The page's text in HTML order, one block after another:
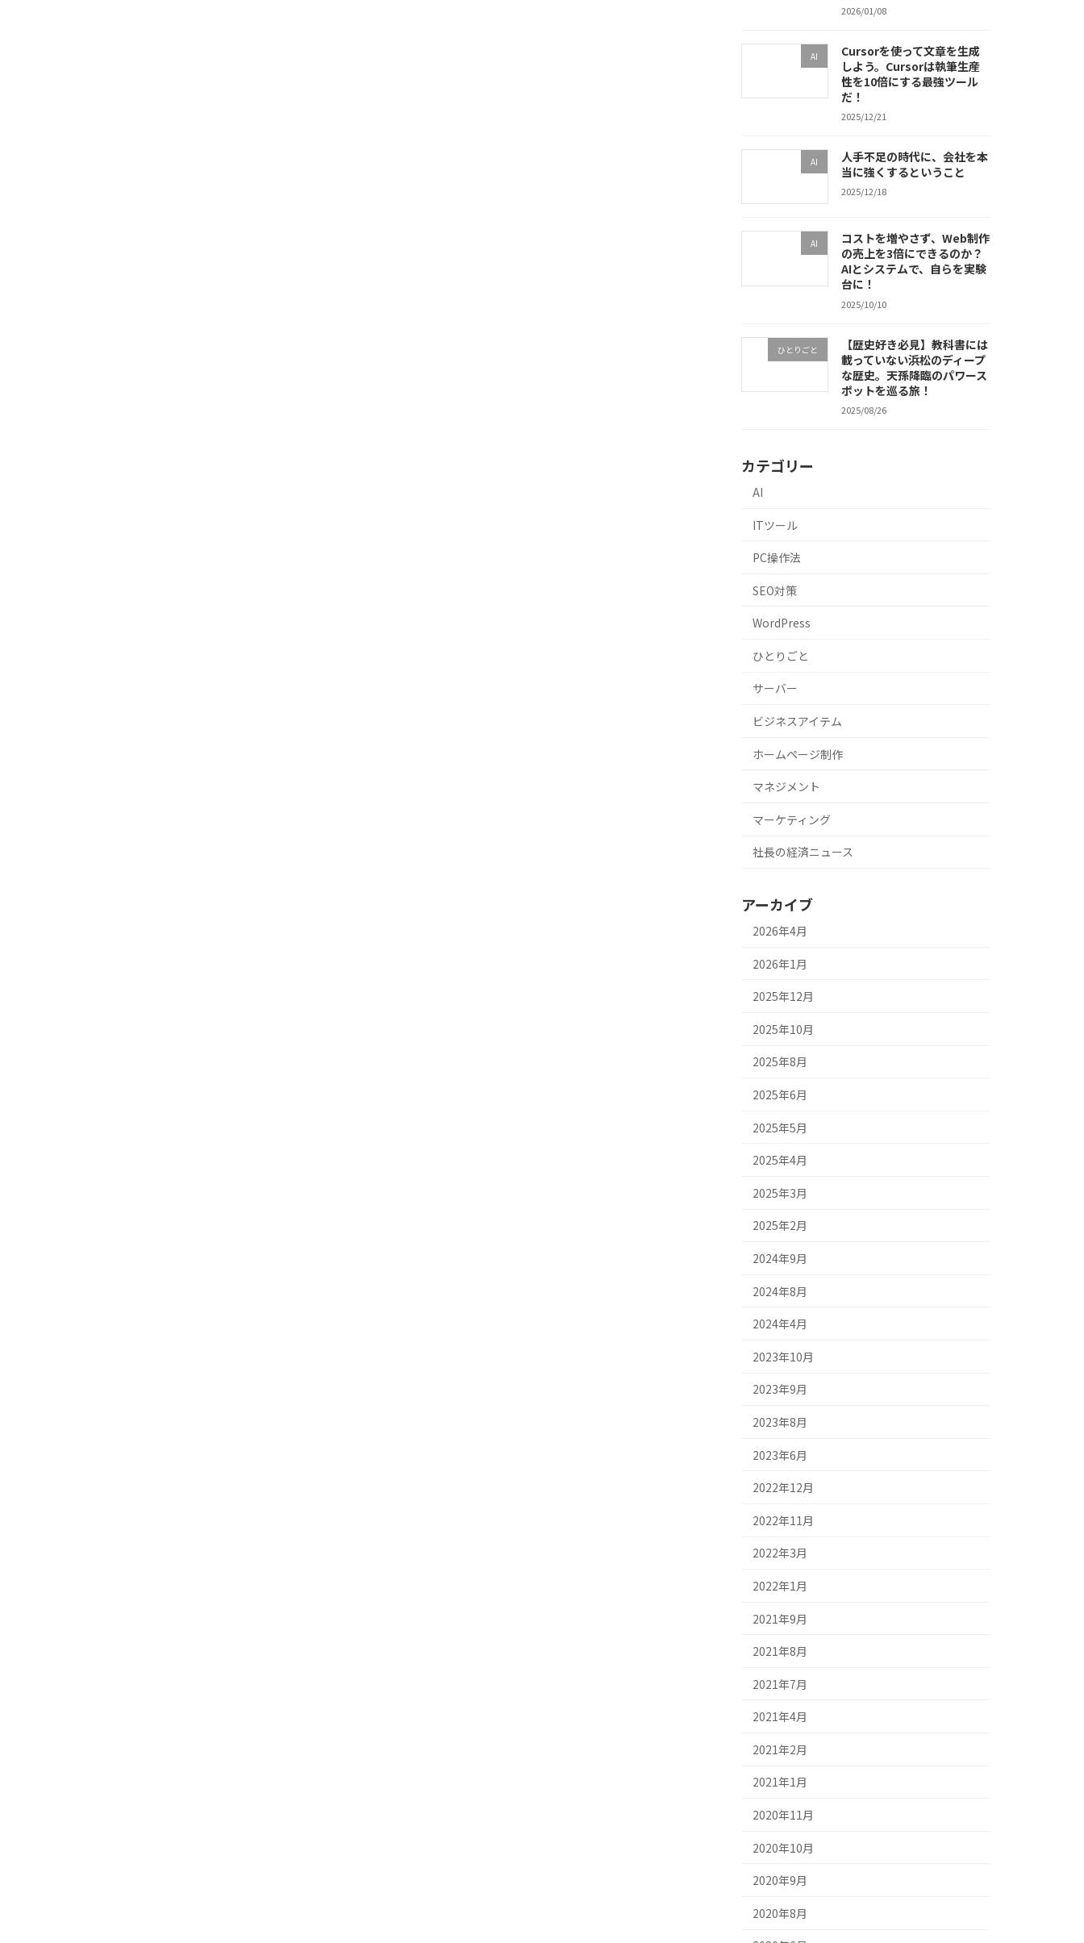
2026/01/08
AI
Cursorを使って文章を生成
しよう。Cursorは執筆生産
性を10倍にする最強ツール
だ！
2025/12/21
AI
人手不足の時代に、会社を本
当に強くするということ
2025/12/18
AI
コストを増やさず、Web制作
の売上を3倍にできるのか？
AIとシステムで、自らを実験
台に！
2025/10/10
ひとりごと
【歴史好き必見】教科書には
載っていない浜松のディープ
な歴史。天孫降臨のパワース
ポットを巡る旅！
2025/08/26
カテゴリー
AI
ITツール
PC操作法
SEO対策
WordPress
ひとりごと
サーバー
ビジネスアイテム
ホームページ制作
マネジメント
マーケティング
社長の経済ニュース
アーカイブ
2026年4月
2026年1月
2025年12月
2025年10月
2025年8月
2025年6月
2025年5月
2025年4月
2025年3月
2025年2月
2024年9月
2024年8月
2024年4月
2023年10月
2023年9月
2023年8月
2023年6月
2022年12月
2022年11月
2022年3月
2022年1月
2021年9月
2021年8月
2021年7月
2021年4月
2021年2月
2021年1月
2020年11月
2020年10月
2020年9月
2020年8月